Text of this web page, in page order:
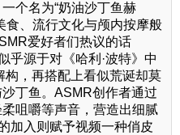
个名为“奶油沙丁鱼赫
食、流行文化与颅内按摩般
爱好者们热议的话
乎源于对《哈利·波特》中
构，再搭配上看似荒诞却莫
丁鱼。ASMR创作者通过
咀嚼等声音，营造出细腻
加入则赋予视频一种俏皮